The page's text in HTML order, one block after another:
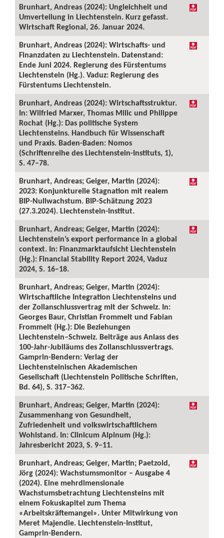
Brunhart, Andreas (2024): Ungleichheit und
Umverteilung in Liechtenstein. Kurz gefasst.
Wirtschaft Regional, 26. Januar 2024.
Brunhart, Andreas (2024): Wirtschafts- und
Finanzdaten zu Liechtenstein. Datenstand:
Ende Juni 2024. Regierung des Fürstentums
Liechtenstein (Hg.). Vaduz: Regierung des
Fürstentums Liechtenstein.
Brunhart, Andreas (2024): Wirtschaftsstruktur.
In: Wilfried Marxer, Thomas Milic und Philippe
Rochat (Hg.): Das politische System
Liechtensteins. Handbuch für Wissenschaft
und Praxis. Baden-Baden: Nomos
(Schriftenreihe des Liechtenstein-Instituts, 1),
S. 47–78.
Brunhart, Andreas; Geiger, Martin (2024):
2023: Konjunkturelle Stagnation mit realem
BIP-Nullwachstum. BIP-Schätzung 2023
(27.3.2024). Liechtenstein-Institut.
Brunhart, Andreas; Geiger, Martin (2024):
Liechtenstein’s export performance in a global
context. In: Finanzmarktaufsicht Liechtenstein
(Hg.): Financial Stability Report 2024, Vaduz
2024, S. 16–18.
Brunhart, Andreas; Geiger, Martin (2024):
Wirtschaftliche Integration Liechtensteins und
der Zollanschlussvertrag mit der Schweiz. In:
Georges Baur, Christian Frommelt und Fabian
Frommelt (Hg.): Die Beziehungen
Liechtenstein–Schweiz. Beiträge aus Anlass des
100-Jahr-Jubiläums des Zollanschlussvertrags.
Gamprin-Bendern: Verlag der
Liechtensteinischen Akademischen
Gesellschaft (Liechtenstein Politische Schriften,
Bd. 64), S. 317–362.
Brunhart, Andreas; Geiger, Martin (2024):
Zusammenhang von Gesundheit,
Zufriedenheit und volkswirtschaftlichem
Wohlstand. In: Clinicum Alpinum (Hg.):
Jahresbericht 2023, S. 9–11.
Brunhart, Andreas; Geiger, Martin; Paetzold,
Jörg (2024): Wachstumsmonitor – Ausgabe 4
(2024). Eine mehrdimensionale
Wachstumsbetrachtung Liechtensteins mit
einem Fokuskapitel zum Thema
«Arbeitskräftemangel». Unter Mitwirkung von
Meret Majendie. Liechtenstein-Institut,
Gamprin-Bendern.